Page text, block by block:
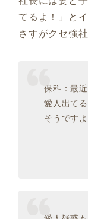
てるよ！」と
さすがクセ強
保科：最
愛人出て
そうです